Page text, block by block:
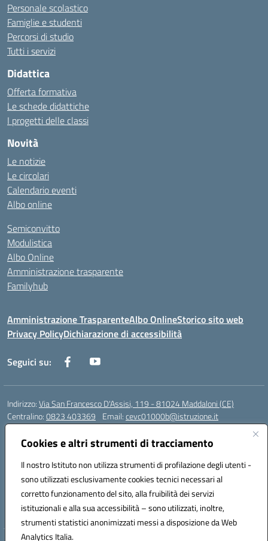
Cookies e altri strumenti di tracciamento
Il nostro Istituto non utilizza strumenti di profilazione degli utenti -
sono utilizzati esclusivamente cookies tecnici necessari al
corretto funzionamento del sito, alla fruibilità dei servizi
istituzionali e alla sua accessibilità – sono utilizzati, inoltre,
strumenti statistici anonimizzati messi a disposizione da Web
Analytics Italia.
Personale scolastico
Famiglie e studenti
Percorsi di studio
Tutti i servizi
Didattica
Offerta formativa
Le schede didattiche
I progetti delle classi
Novità
Le notizie
Le circolari
Calendario eventi
Albo online
Semiconvitto
Modulistica
Albo Online
Amministrazione trasparente
Familyhub
Amministrazione TrasparenteAlbo OnlineStorico sito web
Privacy PolicyDichiarazione di accessibilità
Seguici su:
Indirizzo:Via San Francesco D'Assisi, 119 - 81024 Maddaloni (CE)
Centralino:0823 403369 Email:cevc01000b@istruzione.it
Posta elettronica certificata (PEC):
Codice fiscale: 80004990612 (Convitto) - 93044680614 (Scuole
Annesse)
Codice meccanografico:CEVC01000B
Codice Indice delle Pubbliche Amministrazioni (IPA): istsc_cevc01000b
Codice unico di fatturazione (CUF): ZUT1RT